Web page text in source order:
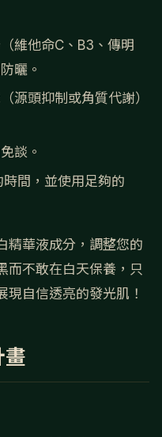
維他命C、B3、傳明
曬。
源頭抑制或角質代謝）
談。
間，並使用足夠的
精華液成分，調整您的
而不敢在白天保養，只
現自信透亮的發光肌！
畫